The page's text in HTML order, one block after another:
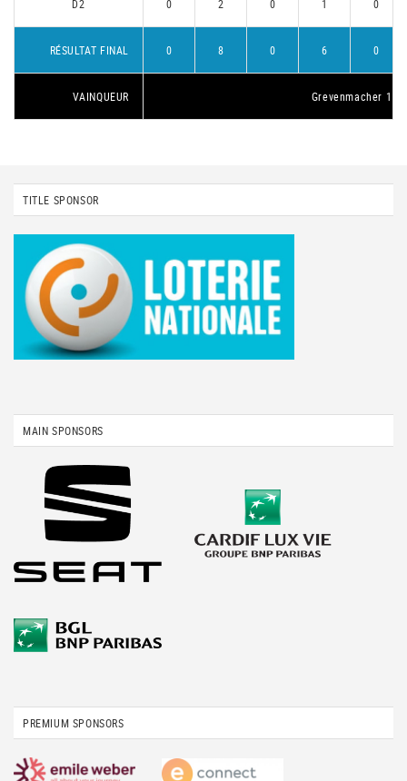
D2 0 2 0 1 0
RÉSULTAT FINAL 0 8 0 6 0
VAINQUEUR Grevenmacher 1
TITLE SPONSOR
MAIN SPONSORS
PREMIUM SPONSORS